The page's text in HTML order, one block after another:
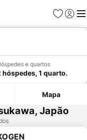
Favoritos
Iniciar
e quartos
hóspedes, 1 quarto.
Mapa
Japão